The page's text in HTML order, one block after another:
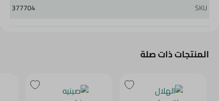
SKU
377704
المنتجات ذات صلة